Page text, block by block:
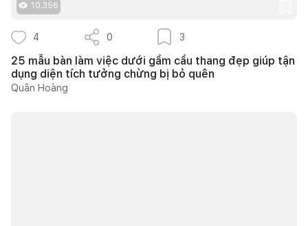
10.356
4 0 3
25 mẫu bàn làm việc dưới gầm cầu thang đẹp giúp tận
dụng diện tích tưởng chừng bị bỏ quên
Quân Hoàng